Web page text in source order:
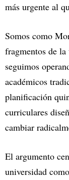
más urgente al
Somos como
fragmentos de
seguimos
académicos
planificación
curriculares
cambiar
El argumento
universidad